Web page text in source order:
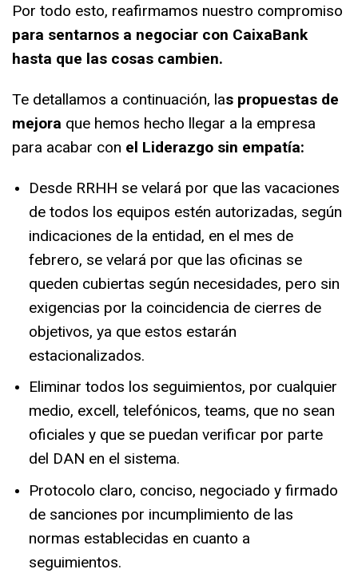
Por todo esto, reafirmamos nuestro compromiso
para sentarnos a negociar con CaixaBank
hasta que las cosas cambien.
Te detallamos a continuación, las propuestas de
mejora que hemos hecho llegar a la empresa
para acabar con el Liderazgo sin empatía:
Desde RRHH se velará por que las vacaciones
de todos los equipos estén autorizadas, según
indicaciones de la entidad, en el mes de
febrero, se velará por que las oficinas se
queden cubiertas según necesidades, pero sin
exigencias por la coincidencia de cierres de
objetivos, ya que estos estarán
estacionalizados.
Eliminar todos los seguimientos, por cualquier
medio, excell, telefónicos, teams, que no sean
oficiales y que se puedan verificar por parte
del DAN en el sistema.
Protocolo claro, conciso, negociado y firmado
de sanciones por incumplimiento de las
normas establecidas en cuanto a
seguimientos.